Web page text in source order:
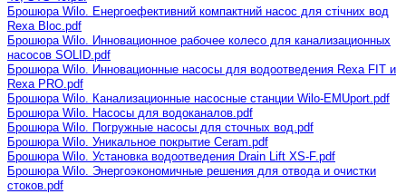
Брошюра Wilo. Енергоефективний компактний насос для стічних вод
Rexa Bloc.pdf
Брошюра Wilo. Инновационное рабочее колесо для канализационных
насосов SOLID.pdf
Брошюра Wilo. Инновационные насосы для водоотведения Rexa FIT и
Rexa PRO.pdf
Брошюра Wilo. Канализационные насосные станции Wilo-EMUport.pdf
Брошюра Wilo. Насосы для водоканалов.pdf
Брошюра Wilo. Погружные насосы для сточных вод.pdf
Брошюра Wilo. Уникальное покрытие Ceram.pdf
Брошюра Wilo. Установка водоотведения Drain Lift XS-F.pdf
Брошюра Wilo. Энергоэкономичные решения для отвода и очистки
стоков.pdf